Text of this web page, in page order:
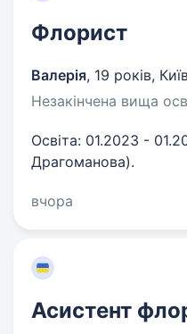
Флорист
Валерія, 19 років,
Незакінчена вища
Освіта: 01.2023 -
Драгоманова).
вчора
Асистент